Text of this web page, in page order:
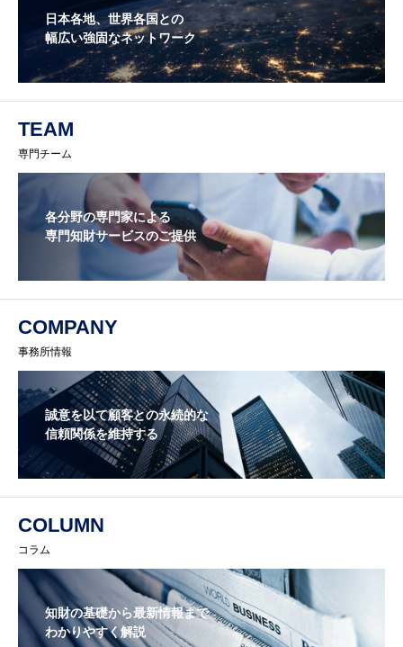
日本各地、世界各国との
幅広い強固なネットワーク
TEAM
専門チーム
各分野の専門家による
専門知財サービスのご提供
COMPANY
事務所情報
誠意を以て顧客との永続的な
信頼関係を維持する
COLUMN
コラム
知財の基礎から最新情報まで
わかりやすく解説